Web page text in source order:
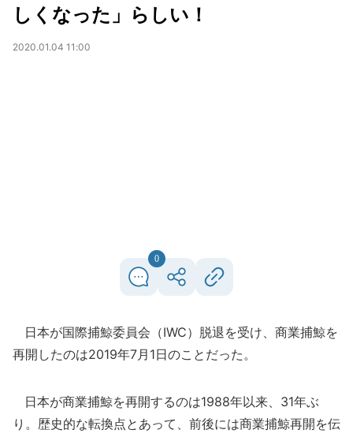
しくなった」らしい！
2020.01.04 11:00
0
日本が国際捕鯨委員会（IWC）脱退を受け、商業捕鯨を
再開したのは2019年7月1日のことだった。
日本が商業捕鯨を再開するのは1988年以来、31年ぶ
り。歴史的な転換点とあって、前後には商業捕鯨再開を伝